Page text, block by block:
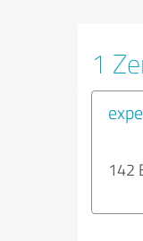
1
142